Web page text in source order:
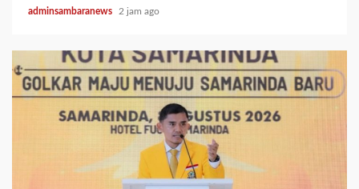
adminsambaranews 2 jam ago